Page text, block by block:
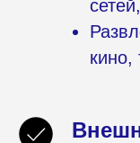
кино,